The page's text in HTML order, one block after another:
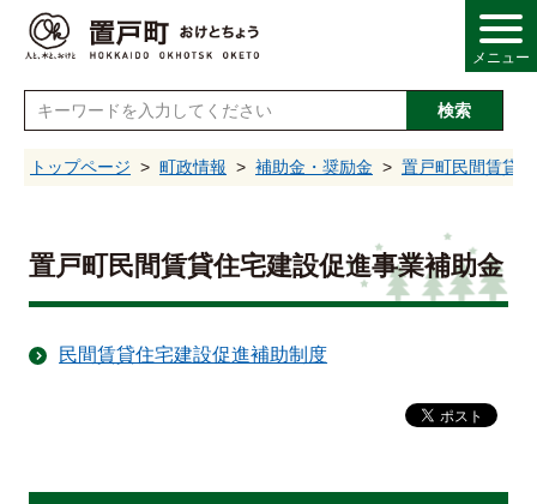
メニュー
検索
トップページ 町政情報 補助金・奨励金 置戸町民間賃貸
置戸町民間賃貸住宅建設促進事業補助金
民間賃貸住宅建設促進補助制度